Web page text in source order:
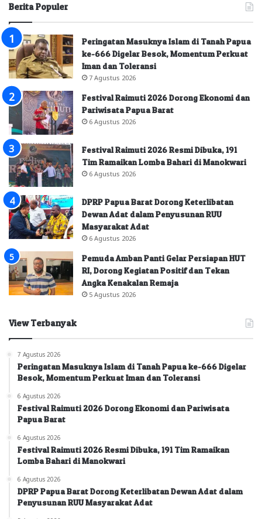
Berita Populer
Peringatan Masuknya Islam di Tanah Papua
ke-666 Digelar Besok, Momentum Perkuat
Iman dan Toleransi
7 Agustus 2026
Festival Raimuti 2026 Dorong Ekonomi dan
Pariwisata Papua Barat
6 Agustus 2026
Festival Raimuti 2026 Resmi Dibuka, 191
Tim Ramaikan Lomba Bahari di Manokwari
6 Agustus 2026
DPRP Papua Barat Dorong Keterlibatan
Dewan Adat dalam Penyusunan RUU
Masyarakat Adat
6 Agustus 2026
Pemuda Amban Panti Gelar Persiapan HUT
RI, Dorong Kegiatan Positif dan Tekan
Angka Kenakalan Remaja
5 Agustus 2026
View Terbanyak
7 Agustus 2026
Peringatan Masuknya Islam di Tanah Papua ke-666 Digelar
Besok, Momentum Perkuat Iman dan Toleransi
6 Agustus 2026
Festival Raimuti 2026 Dorong Ekonomi dan Pariwisata
Papua Barat
6 Agustus 2026
Festival Raimuti 2026 Resmi Dibuka, 191 Tim Ramaikan
Lomba Bahari di Manokwari
6 Agustus 2026
DPRP Papua Barat Dorong Keterlibatan Dewan Adat dalam
Penyusunan RUU Masyarakat Adat